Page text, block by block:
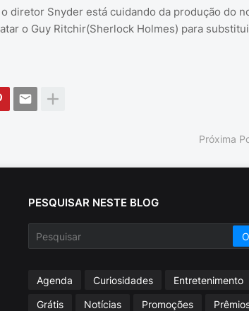
diretor Snyder está cuidando da produção do
o Guy Ritchir(Sherlock Holmes) para
Próxima
PESQUISAR NESTE BLOG
Agenda Curiosidades
Entretenimento
Grátis
Notícias Promoções